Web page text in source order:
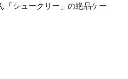
「シュークリー」の絶品ケー